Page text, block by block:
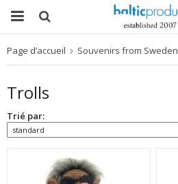
Page d’accueil Souvenirs from Sweden
Trolls
Trié par: